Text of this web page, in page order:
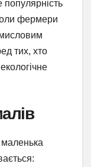
фермери
тих, хто